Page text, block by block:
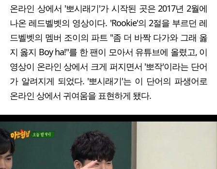
온라인 상에서 '뽀시래기'가 시작된 곳은 2017년 2월에
나온 레드벨벳의 영상이다. 'Rookie'의 2절을 부르던 레
드벨벳의 멤버 조이의 파트 "좀 더 바짝 다가와 그래 옳
지 옳지 Boy ha!"를 한 팬이 모아서 유튜브에 올렸고, 이
영상이 온라인 상에서 크게 퍼지면서 '뽀작'이라는 단어
가 알려지게 되었다. '뽀시래기'는 이 단어의 파생어로
온라인 상에서 귀여움을 표현하게 됐다.